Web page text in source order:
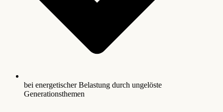
bei energetischer Belastung durch ungelöste
Generationsthemen